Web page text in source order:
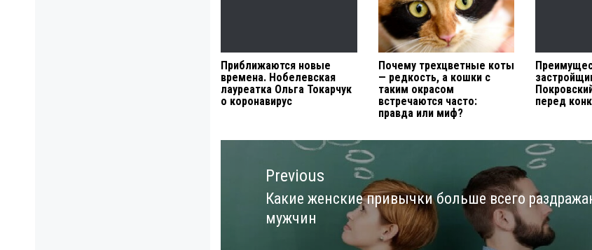
Приближаются новые
времена. Нобелевская
лауреатка Ольга Токарчук
о коронавирус
Почему трехцветные коты
— редкость, а кошки с
таким окрасом
встречаются часто:
правда или миф?
перед
Навигация
записямPrevious
Previous
post:
Какие женские привычки больше всего
мужчин